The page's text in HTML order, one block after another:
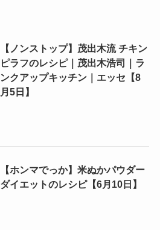
【ノンストップ】茂出木流 チキン
ピラフのレシピ｜茂出木浩司｜ラ
ンクアップキッチン｜エッセ【8
月5日】
【ホンマでっか】米ぬかパウダー
ダイエットのレシピ【6月10日】